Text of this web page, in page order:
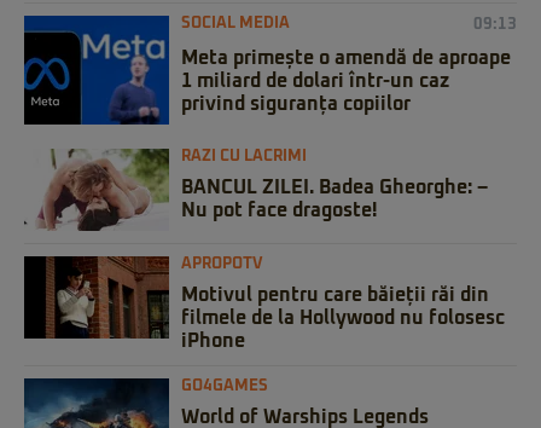
SOCIAL MEDIA 09:13
Meta primește o amendă de aproape
1 miliard de dolari într-un caz
privind siguranța copiilor
RAZI CU LACRIMI
BANCUL ZILEI. Badea Gheorghe: –
Nu pot face dragoste!
APROPOTV
Motivul pentru care băieții răi din
filmele de la Hollywood nu folosesc
iPhone
GO4GAMES
World of Warships Legends